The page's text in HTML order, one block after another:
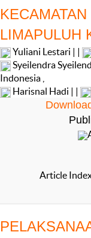
LIMAPULUH
Yuliani Lestari | |
Syeilendra
Indonesia
Harisnal Hadi | |
Article